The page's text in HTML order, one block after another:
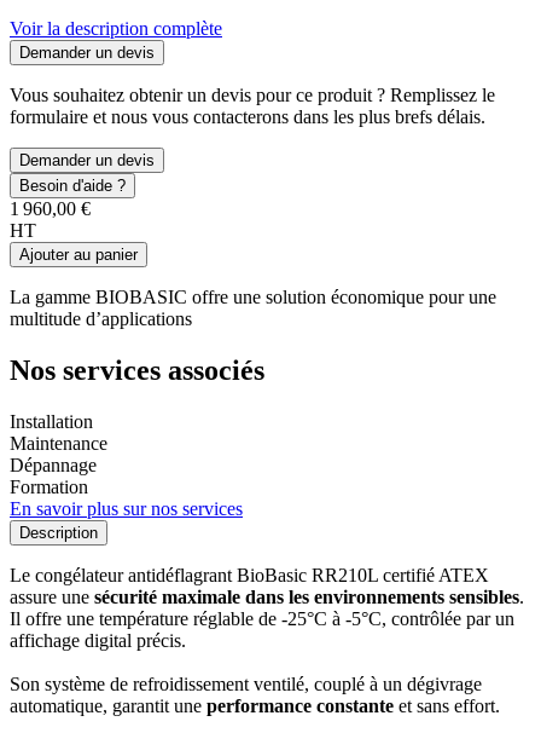
Voir la description complète
Demander un devis
Vous souhaitez obtenir un devis pour ce produit ? Remplissez le
formulaire et nous vous contacterons dans les plus brefs délais.
Demander un devis
Besoin d'aide ?
1 960,00 €
HT
Ajouter au panier
La gamme BIOBASIC offre une solution économique pour une
multitude d’applications
Nos services associés
Installation
Maintenance
Dépannage
Formation
En savoir plus sur nos services
Description
Le congélateur antidéflagrant BioBasic RR210L certifié ATEX
assure une sécurité maximale dans les environnements sensibles.
Il offre une température réglable de -25°C à -5°C, contrôlée par un
affichage digital précis.
Son système de refroidissement ventilé, couplé à un dégivrage
automatique, garantit une performance constante et sans effort.